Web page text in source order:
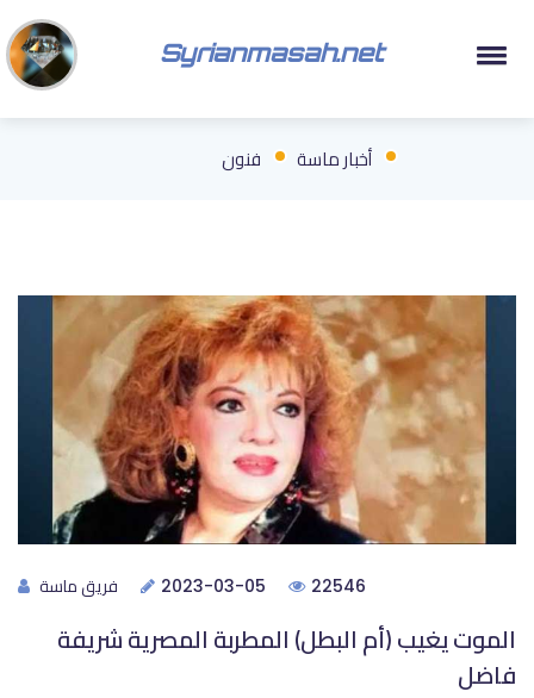
Syrianmasah.net
أخبار ماسة فنون
فريق ماسة 2023-03-05 22546
الموت يغيب (أم البطل) المطربة المصرية شريفة
فاضل